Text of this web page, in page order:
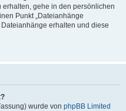
gehe in den persönlichen
Punkt „Dateianhänge
erhalten und diese
wurde von phpBB Limited